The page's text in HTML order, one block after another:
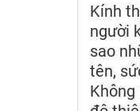
Kính
người
sao
tên,